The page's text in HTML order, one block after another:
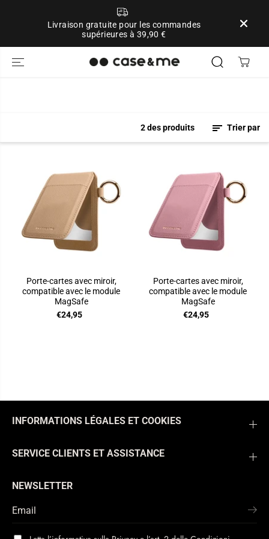
Livraison gratuite pour les commandes
supérieures à 39,90 €
2 des produits Trier par
Porte-cartes avec miroir,
compatible avec le module
MagSafe
€24,95
Porte-cartes avec miroir,
compatible avec le module
MagSafe
€24,95
INFORMATIONS LÉGALES ET COOKIES
SERVICE CLIENTS ET ASSISTANCE
NEWSLETTER